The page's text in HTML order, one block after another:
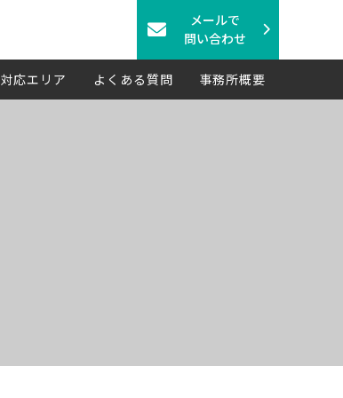
メールで
問い合わせ
対応エリア よくある質問 事務所概要